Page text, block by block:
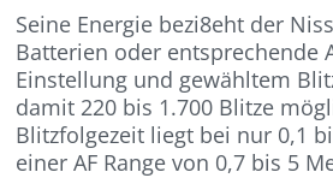
Seine Energie bezi8eht der
Batterien oder entsprechende
Einstellung und gewähltem
damit 220 bis 1.700 Blitze
Blitzfolgezeit liegt bei nur 0,1
einer AF Range von 0,7 bis 5